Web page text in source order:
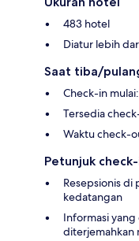
483 hotel
Diatur lebih
Saat tiba/
Check-in
Tersedia
Waktu check-
Petunjuk
Resepsionis
kedatangan
Informasi
diterjemahkan